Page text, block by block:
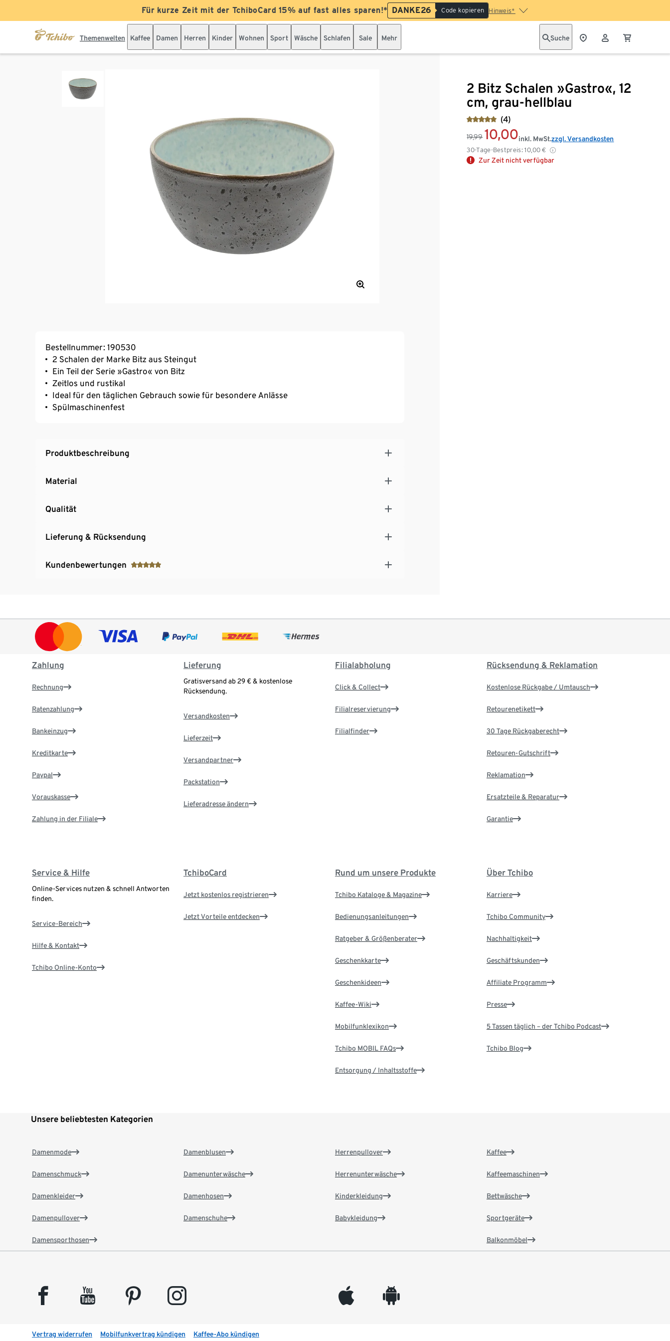
Für kurze Zeit mit der TchiboCard 15% auf fast alles sparen!* DANKE26 Code kopieren Hinweis*
Themenwelten Kaffee Damen Herren Kinder Wohnen Sport Wäsche Schlafen Sale Mehr Suche
2 Bitz Schalen »Gastro«, 12
cm, grau-hellblau
(4)
19,99 10,00
30-Tage-Bestpreis: 10,00 €
inkl. MwSt.zzgl. Versandkosten
Zur Zeit nicht verfügbar
Bestellnummer: 190530
2 Schalen der Marke Bitz aus Steingut
Ein Teil der Serie »Gastro« von Bitz
Zeitlos und rustikal
Ideal für den täglichen Gebrauch sowie für besondere Anlässe
Spülmaschinenfest
Produktbeschreibung
Material
Qualität
Lieferung & Rücksendung
Kundenbewertungen
Zahlung
Rechnung
Ratenzahlung
Bankeinzug
Kreditkarte
Paypal
Vorauskasse
Zahlung in der Filiale
Lieferung
Gratisversand ab 29 € & kostenlose
Rücksendung.
Versandkosten
Lieferzeit
Versandpartner
Packstation
Lieferadresse ändern
Filialabholung
Click & Collect
Filialreservierung
Filialfinder
Rücksendung & Reklamation
Kostenlose Rückgabe / Umtausch
Retourenetikett
30 Tage Rückgaberecht
Retouren-Gutschrift
Reklamation
Ersatzteile & Reparatur
Garantie
Service & Hilfe
Online-Services nutzen & schnell Antworten
finden.
Service-Bereich
Hilfe & Kontakt
Tchibo Online-Konto
TchiboCard
Jetzt kostenlos registrieren
Jetzt Vorteile entdecken
Rund um unsere Produkte
Tchibo Kataloge & Magazine
Bedienungsanleitungen
Ratgeber & Größenberater
Geschenkkarte
Geschenkideen
Kaffee-Wiki
Mobilfunklexikon
Tchibo MOBIL FAQs
Entsorgung / Inhaltsstoffe
Über Tchibo
Karriere
Tchibo Community
Nachhaltigkeit
Geschäftskunden
Affiliate Programm
Presse
5 Tassen täglich – der Tchibo Podcast
Tchibo Blog
Unsere beliebtesten Kategorien
Damenmode
Damenschmuck
Damenkleider
Damenpullover
Damensporthosen
Damenblusen
Damenunterwäsche
Damenhosen
Damenschuhe
Herrenpullover
Herrenunterwäsche
Kinderkleidung
Babykleidung
Kaffee
Kaffeemaschinen
Bettwäsche
Sportgeräte
Balkonmöbel
facebook youtube pinterest instagram appleinc android
Vertrag widerrufen Mobilfunkvertrag kündigen Kaffee-Abo kündigen